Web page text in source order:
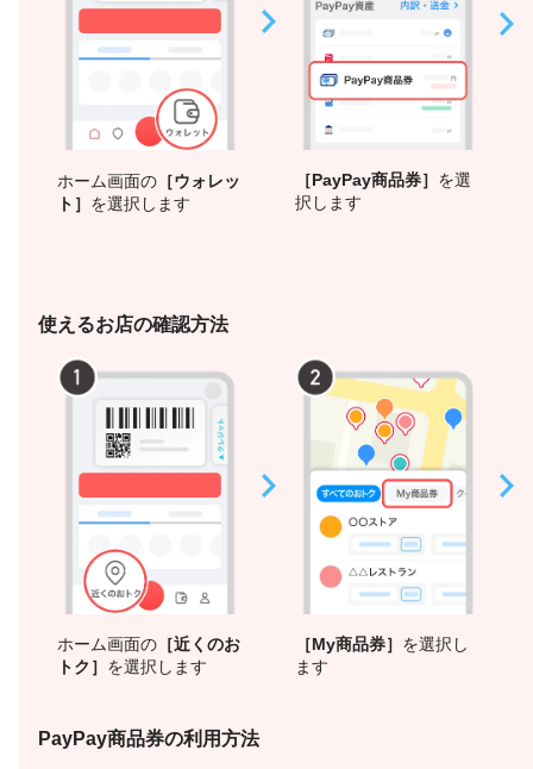
ホーム画面の ［ウォレッ
ト］ を選択します
［PayPay商品券］ を選
択します
使えるお店の確認方法
ホーム画面の ［近くのお
トク］ を選択します
［My商品券］ を選択し
ます
PayPay商品券の利用方法